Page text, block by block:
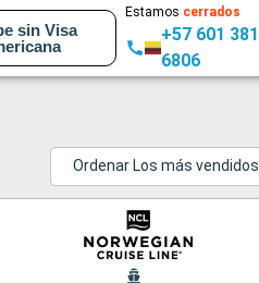
sin Visa
Estamos cerrados
+57 601 381
6806
Ordenar Los más vendidos